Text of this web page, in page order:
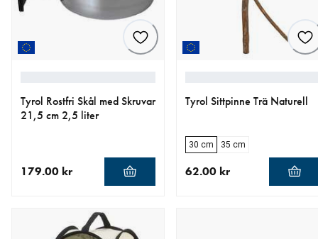
Tyrol Rostfri Skål med Skruvar
21,5 cm 2,5 liter
179.00 kr
Tyrol Sittpinne Trä Naturell
30 cm 35 cm
62.00 kr